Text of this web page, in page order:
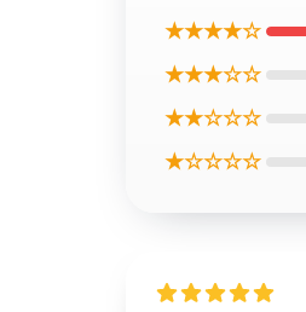
★★★★☆
★★★☆☆
★★☆☆☆
★☆☆☆☆